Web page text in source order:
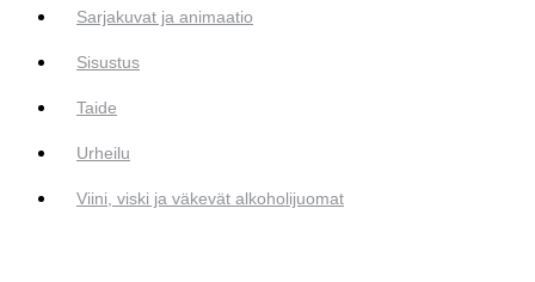
Sarjakuvat ja animaatio
Sisustus
Taide
Urheilu
Viini, viski ja väkevät alkoholijuomat